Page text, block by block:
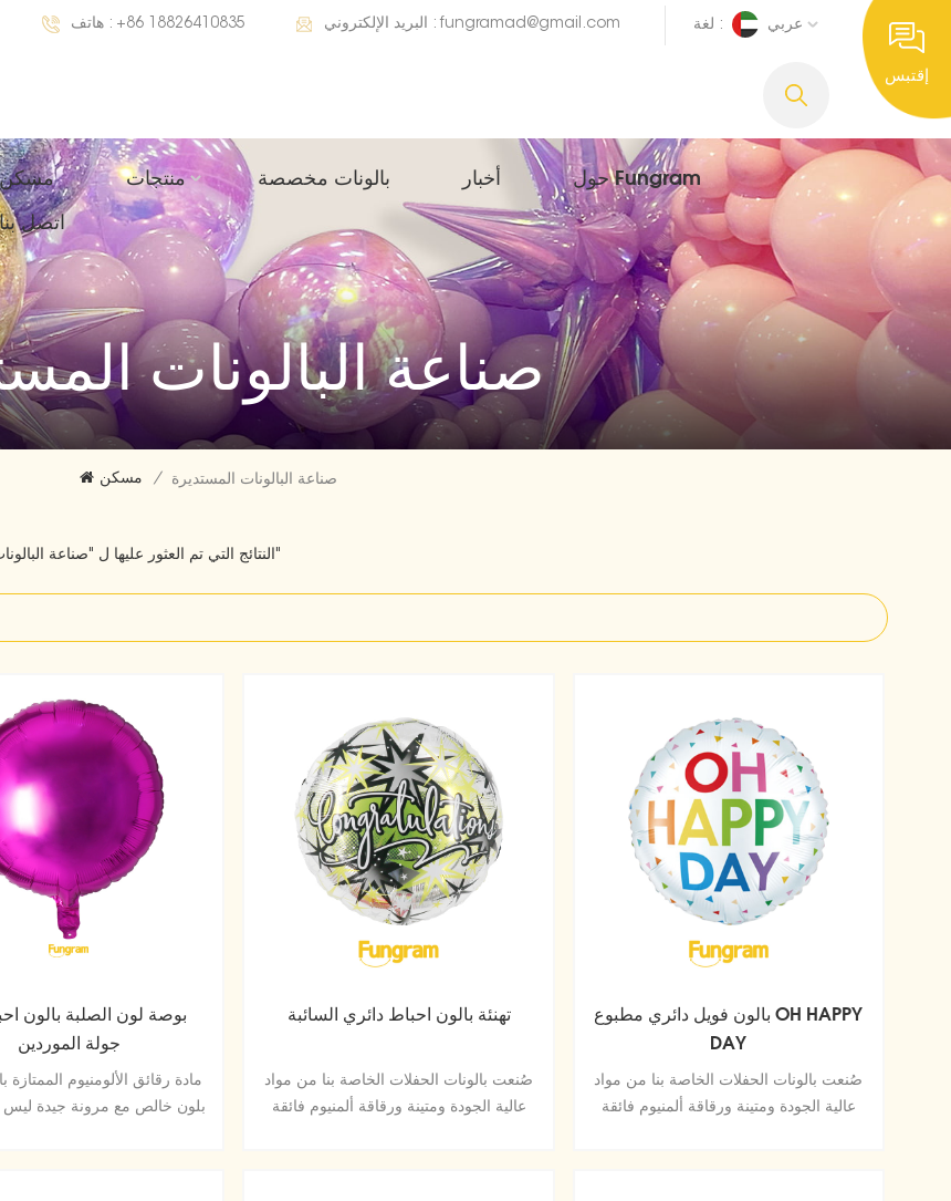
إقتبس
لغة : عربي هاتف : +86 18826410835 البريد الإلكتروني :fungramad@gmail.com
منتجات بالونات مخصصة أخبار
حول Fungram
اتصل
صناعة البالونات
مسكن / صناعة البالونات المستديرة
6 النتائج التي تم العثور عليها ل "صناعة البالونات المستديرة"
جولة الموردين
مادة رقائق الألومنيوم الممتازة
بلون خالص مع مرونة جيدة
تهنئة بالون احباط دائري السائبة
صُنعت بالونات الحفلات الخاصة بنا من مواد
عالية الجودة ومتينة ورقاقة ألمنيوم فائقة
بالون فويل دائري مطبوع OH HAPPY
DAY
صُنعت بالونات الحفلات الخاصة بنا من مواد
عالية الجودة ومتينة ورقاقة ألمنيوم فائقة